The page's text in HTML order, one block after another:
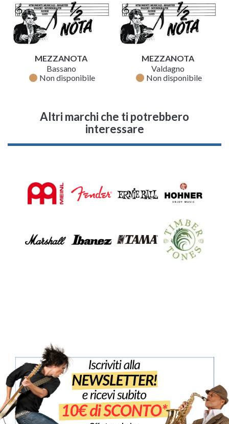
MEZZANOTA
Bassano
fiber_manual_record Non disponibile
MEZZANOTA
Valdagno
fiber_manual_record Non disponibile
Altri marchi che ti potrebbero
interessare